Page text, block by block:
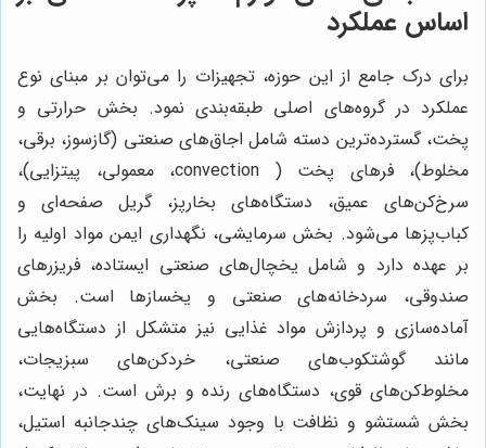
اساس عملکرد
برای درک جامع از این حوزه، تجهیزات را می‌توان بر مبنای نوع
عملکرد در گروه‌های اصلی طبقه‌بندی نمود. بخش حرارتی و
پخت، گسترده‌ترین دسته شامل اجاق‌های صنعتی (گازسوز، برقی،
مخلوط)، فرهای پخت ( convection، معمولی، پیتزایی)،
سرخ‌کن‌های عمیق، دستگاه‌های بخارپز، گریل صفحه‌ای و
کباب‌پزها می‌شود. بخش سرمایشی، نگهداری ایمن مواد اولیه را
بر عهده دارد و شامل یخچال‌های صنعتی ایستاده، فریزرهای
صندوقی، سردخانه‌های صنعتی و یخسازها است. بخش
آماده‌سازی و پردازش مواد غذایی نیز متشکل از دستگاه‌هایی
مانند گوشتکوب‌های صنعتی، خردکن‌های سبزیجات،
مخلوط‌کن‌های قوی، دستگاه‌های رنده و برش است. در نهایت،
بخش شستشو و نظافت با وجود سینک‌های چندجانبه استیل،